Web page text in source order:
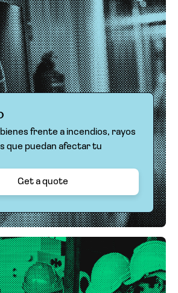
frente a incendios, rayos
que puedan afectar tu
Get a quote